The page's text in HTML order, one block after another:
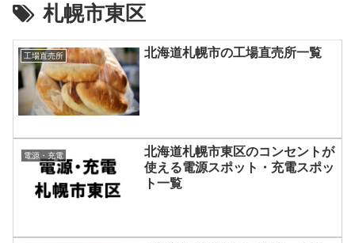
札幌市東区
工場直売所 北海道札幌市の工場直売所一覧
電源・充電
北海道札幌市東区のコンセントが
使える電源スポット・充電スポッ
ト一覧